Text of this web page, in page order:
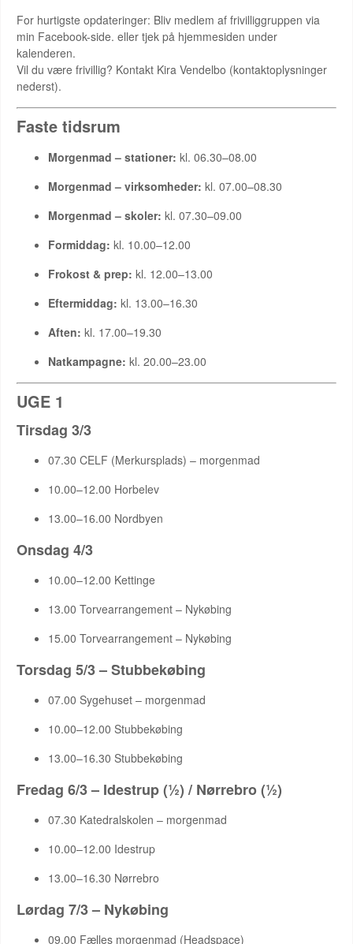
For hurtigste opdateringer: Bliv medlem af frivilliggruppen via
min Facebook-side. eller tjek på hjemmesiden under
kalenderen.
Vil du være frivillig? Kontakt Kira Vendelbo (kontaktoplysninger
nederst).
Faste tidsrum
Morgenmad – stationer: kl. 06.30–08.00
Morgenmad – virksomheder: kl. 07.00–08.30
Morgenmad – skoler: kl. 07.30–09.00
Formiddag: kl. 10.00–12.00
Frokost & prep: kl. 12.00–13.00
Eftermiddag: kl. 13.00–16.30
Aften: kl. 17.00–19.30
Natkampagne: kl. 20.00–23.00
UGE 1
Tirsdag 3/3
07.30 CELF (Merkursplads) – morgenmad
10.00–12.00 Horbelev
13.00–16.00 Nordbyen
Onsdag 4/3
10.00–12.00 Kettinge
13.00 Torvearrangement – Nykøbing
15.00 Torvearrangement – Nykøbing
Torsdag 5/3 – Stubbekøbing
07.00 Sygehuset – morgenmad
10.00–12.00 Stubbekøbing
13.00–16.30 Stubbekøbing
Fredag 6/3 – Idestrup (½) / Nørrebro (½)
07.30 Katedralskolen – morgenmad
10.00–12.00 Idestrup
13.00–16.30 Nørrebro
Lørdag 7/3 – Nykøbing
09.00 Fælles morgenmad (Headspace)